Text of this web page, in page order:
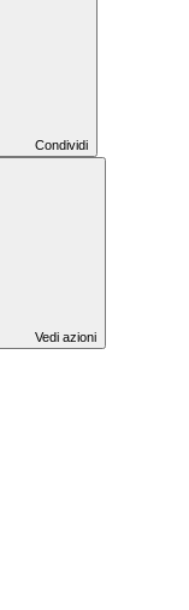
Condividi
Vedi azioni